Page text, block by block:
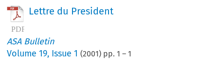
Lettre du President
ASA Bulletin
Volume19, Issue 1 (2001) pp.1 –1